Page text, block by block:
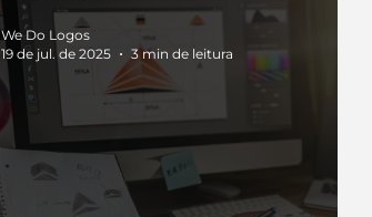
We Do Logos
19 de jul. de 2025
3 min de leitura